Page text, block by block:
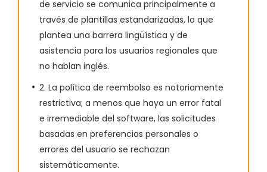
de servicio se comunica principalmente a
través de plantillas estandarizadas, lo que
plantea una barrera lingüística y de
asistencia para los usuarios regionales que
no hablan inglés.
2. La política de reembolso es notoriamente
restrictiva; a menos que haya un error fatal
e irremediable del software, las solicitudes
basadas en preferencias personales o
errores del usuario se rechazan
sistemáticamente.